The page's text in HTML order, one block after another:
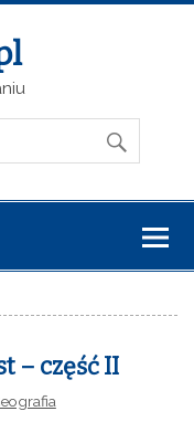
– część II